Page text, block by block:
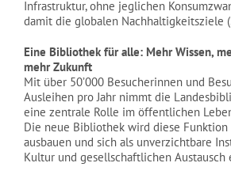
Infrastruktur, ohne jeglichen
damit die globalen Nachhaltigkeitsziele
Eine Bibliothek für alle: Mehr Wissen,
mehr Zukunft
Mit über 50’000 Besucherinnen und
Ausleihen pro Jahr nimmt die
eine zentrale Rolle im öffentlichen
Die neue Bibliothek wird diese
ausbauen und sich als unverzichtbare
Kultur und gesellschaftlichen Austausch